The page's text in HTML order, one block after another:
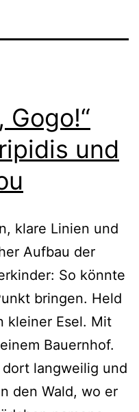
Gogo!“
und
kla­re Linien und
Aufbau der
So könn­te
brin­gen. Held
klei­ner Esel. Mit
Bauernhof.
lang­wei­lig und
den Wald, wo er